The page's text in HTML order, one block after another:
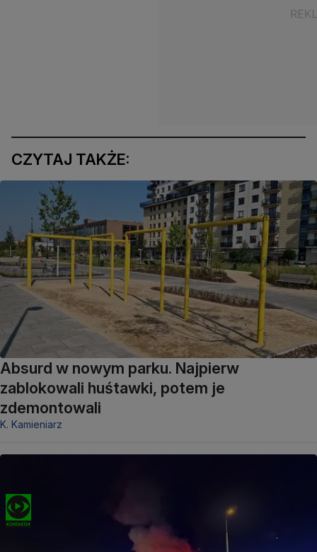
CZYTAJ TAKŻE:
Absurd w nowym parku. Najpierw
zablokowali huśtawki, potem je
zdemontowali
K. Kamieniarz